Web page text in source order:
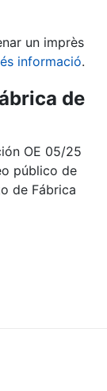
un imprès
informació.
de
OE 05/25
público de
de Fábrica